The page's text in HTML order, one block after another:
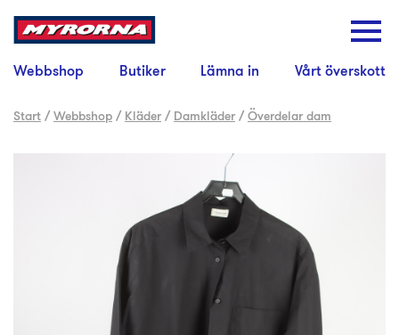
Webbshop Butiker Lämna in Vårt överskott
Start /Webbshop / Kläder / Damkläder /Överdelar dam